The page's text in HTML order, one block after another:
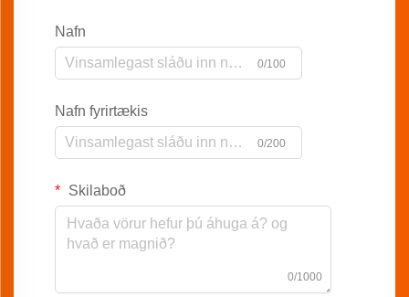
Nafn
0/100
Nafn fyrirtækis
0/200
Skilaboð
0/1000